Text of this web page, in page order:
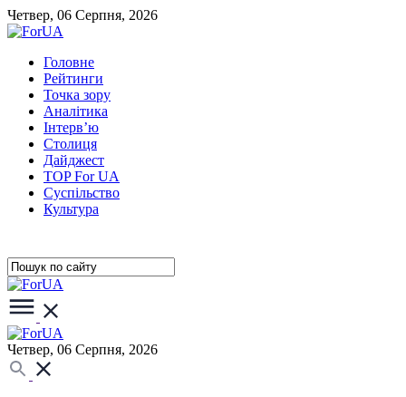
Четвер, 06 Серпня, 2026
Головне
Рейтинги
Точка зору
Аналітика
Інтерв’ю
Столиця
Дайджест
TOP For UA
Суспiльство
Культура
Четвер, 06 Серпня, 2026